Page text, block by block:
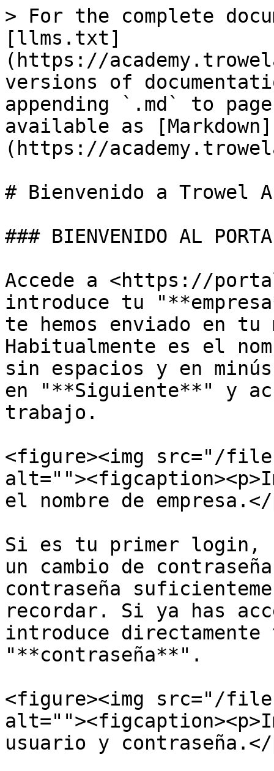
> For the complete
[llms.txt]
(https://
versions of
appending `.md` to
available as [Markdown]
(https://
# Bienvenido a Trowel
### BIENVENIDO AL
Accede a <https://
introduce tu
te hemos enviado en
Habitualmente es el
sin espacios y en
en "**Siguiente**" y
trabajo.
<figure><img src="/files/
el nombre de
Si es tu primer login,
un cambio de
contraseña
recordar. Si ya has
introduce
"**contraseña**".
<figure><img src="/files/
usuario y